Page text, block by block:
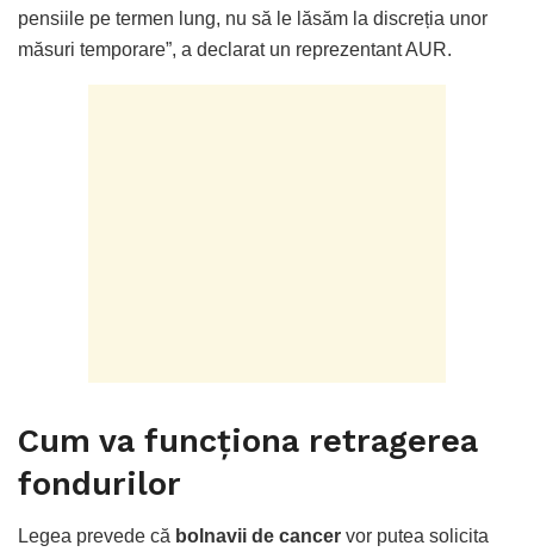
pensiile pe termen lung, nu să le lăsăm la discreția unor
măsuri temporare”, a declarat un reprezentant AUR.
Cum va funcționa retragerea
fondurilor
Legea prevede că bolnavii de cancer vor putea solicita